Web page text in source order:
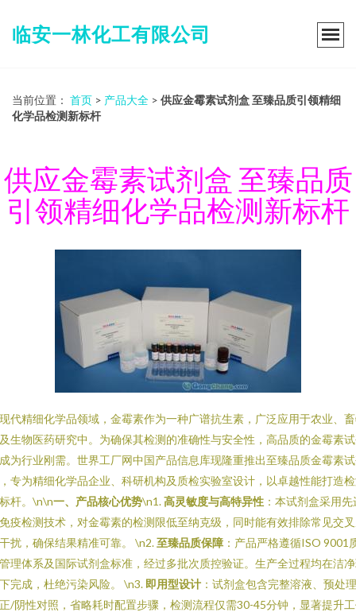
临安一林化工有限公司
当前位置： 首页 > 产品大全 > 供应金霉素试剂盒 至臻品质引领精细
化学品检测新标杆
供应金霉素试剂盒 至臻品质
引领精细化学品检测新标杆
代精细化学品领域，金霉素作为一种广谱抗生素，广泛应用于农业、
生物医药研究中。为确保其检测的准确性与安全性，高品质的金霉素
为行业刚需。世界工厂网中国产品信息库现隆重推出至臻品质金霉素
专为精细化学品企业、科研机构及质检实验室设计，以卓越性能打造
杆。\n\n一、产品核心优势\n1.高灵敏度与高特异性 ：本试剂盒采用先
疫检测技术，对金霉素的检测限低至纳克级，同时能有效排除常见交
扰，确保结果精准可靠。 \n2.至臻品质保障 ：产品严格遵循ISO 9001
理体系及国际试剂盒标准，经过多批次质控验证。生产全过程均在洁
完成，杜绝污染风险。 \n3. 即用型设计 ：试剂盒包含完整溶液、预处
/阴性对照，省略耗时配置步骤，检测流程仅需30-45分钟，显著提升